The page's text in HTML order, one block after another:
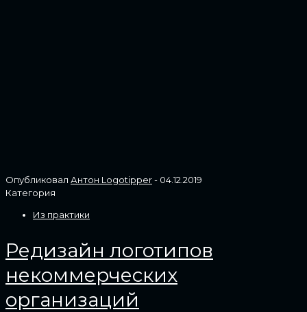
Опубликовал Антон Logotipper- 04.12.2019
Категория
Из практики
Редизайн логотипов
некоммерческих
организаций